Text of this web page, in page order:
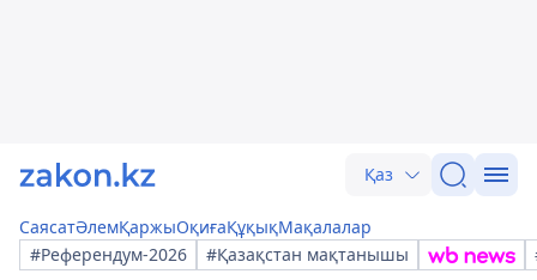
Қаз
СаясатӘлемҚаржыОқиғаҚұқықМақалалар
#Референдум-2026
#Қазақстан мақтанышы